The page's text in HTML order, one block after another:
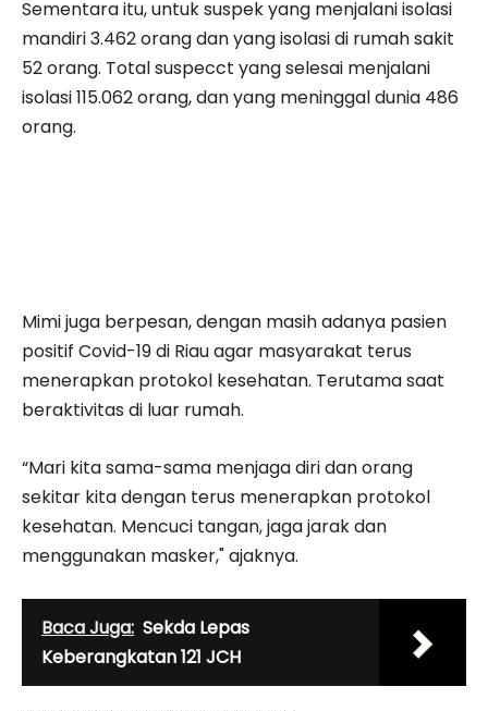
Sementara itu, untuk suspek yang menjalani isolasi
mandiri 3.462 orang dan yang isolasi di rumah sakit
52 orang. Total suspecct yang selesai menjalani
isolasi 115.062 orang, dan yang meninggal dunia 486
orang.
Mimi juga berpesan, dengan masih adanya pasien
positif Covid-19 di Riau agar masyarakat terus
menerapkan protokol kesehatan. Terutama saat
beraktivitas di luar rumah.
“Mari kita sama-sama menjaga diri dan orang
sekitar kita dengan terus menerapkan protokol
kesehatan. Mencuci tangan, jaga jarak dan
menggunakan masker," ajaknya.
Baca Juga: Sekda Lepas
Keberangkatan 121 JCH